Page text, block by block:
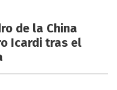
de la China
Icardi tras el